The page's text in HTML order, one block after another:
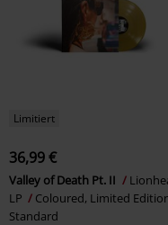
Limitiert
36,99 €
Valley of Death Pt. II
LP
Coloured, Limited
Standard